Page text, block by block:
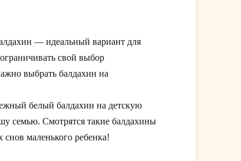
— идеальный вариант для
свой выбор
выбрать балдахин на
белый балдахин на детскую
семью. Смотрятся такие балдахины
маленького ребенка!